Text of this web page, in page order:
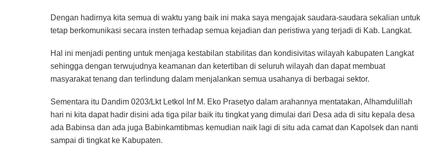
Dengan hadirnya kita semua di waktu yang baik ini maka saya mengajak saudara-saudara sekalian untuk
tetap berkomunikasi secara insten terhadap semua kejadian dan peristiwa yang terjadi di Kab. Langkat.
Hal ini menjadi penting untuk menjaga kestabilan stabilitas dan kondisivitas wilayah kabupaten Langkat
sehingga dengan terwujudnya keamanan dan ketertiban di seluruh wilayah dan dapat membuat
masyarakat tenang dan terlindung dalam menjalankan semua usahanya di berbagai sektor.
Sementara itu Dandim 0203/Lkt Letkol Inf M. Eko Prasetyo dalam arahannya mentatakan, Alhamdulillah
hari ni kita dapat hadir disini ada tiga pilar baik itu tingkat yang dimulai dari Desa ada di situ kepala desa
ada Babinsa dan ada juga Babinkamtibmas kemudian naik lagi di situ ada camat dan Kapolsek dan nanti
sampai di tingkat ke Kabupaten.